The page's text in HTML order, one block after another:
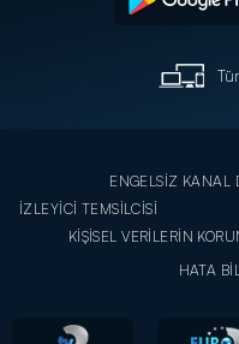
ENGELSİZ KANAL
İZLEYİCİ TEMSİLCİSİ
KİŞİSEL VERİLERİN
HATA